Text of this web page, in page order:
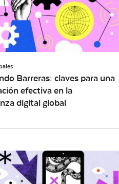
Barreras: claves para una
efectiva en la
digital global